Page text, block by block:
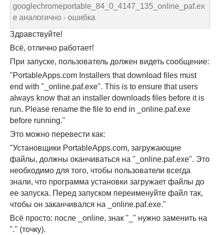
googlechromeportable_84_0_4147_135_online_paf.ex
e аналогично - ошибка
Здравствуйте!
Всё, отлично работает!
При запуске, пользователь должен видеть сообщение:
"PortableApps.com Installers that download files must
end with "_online.paf.exe". This is to ensure that users
always know that an installer downloads files before it is
run. Please rename the file to end in _online.paf.exe
before running."
Это можно перевести как:
"Установщики PortableApps.com, загружающие
файлы, должны оканчиваться на "_online.paf.exe". Это
необходимо для того, чтобы пользователи всегда
знали, что программа установки загружает файлы до
ее запуска. Перед запуском переименуйте файл так,
чтобы он заканчивался на _online.paf.exe."
Всё просто: после _online, знак "_" нужно заменить на
"." (точку).